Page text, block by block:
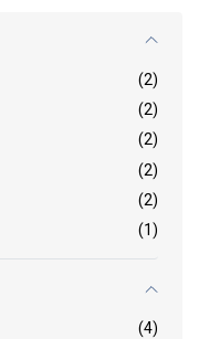
(2)
(2)
(2)
(2)
(2)
(1)
(4)